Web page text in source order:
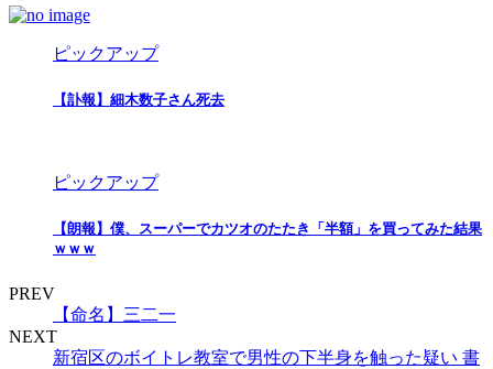
ピックアップ
【訃報】細木数子さん死去
ピックアップ
【朗報】僕、スーパーでカツオのたたき「半額」を買ってみた結果
ｗｗｗ
PREV
【命名】三二一
NEXT
新宿区のボイトレ教室で男性の下半身を触った疑い 書